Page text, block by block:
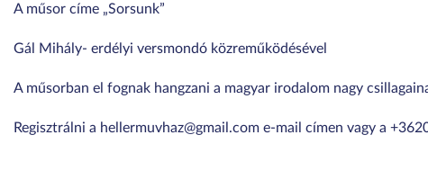
A műsor címe „Sorsunk”
Gál Mihály- erdélyi versmondó közreműködésével
A műsorban el fognak hangzani a magyar irodalom nagy
Regisztrálni a hellermuvhaz@gmail.com e-mail címen vagy a